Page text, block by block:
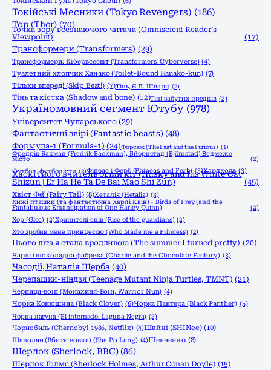
Токійські Месники (Tokyo Revengers) (186)
Тор (Thor) (70)
Точка зору всезнаючого читача (Omniscient Reader’s
Viewpoint)
(17)
Трансформери (Transformers) (29)
Трансформери: Кібервсесвіт (Transformers: Cyberverse) (4)
Туалетний хлопчик Ханако (Toilet-Bound Hanako-kun) (7)
Тільки вперед! (Skip Beat!) (7)Тінь, Є.Л. Шварц (2)
Тінь та кістка (Shadow and bone) (12)Тіні забутих предків (2)
Україномовний сегмент Ютубу (978)
Університет Чупарського (29)
Фантастичні звірі (Fantastic beasts) (48)
Формула-1 (Formula-1) (24)Форсаж (The Fast and the Furious) (1)
Фредрік Бакман (Fredrik Backman), Бйорнстад (Björnstad) Ведмеже
місто
(2)
Футбол, футболісти (2)Фінеас і Ферб (Phineas and Ferb) (3)Хардколь (3)
Хаскі і його вчитель білий кіт (Husky and his White Cat
Shizun | Er Ha He Ta De Bai Mao Shi Zun)
(45)
Хвіст Феї (Fairy Tail) (8)Хеталія (Hetalia) (3)
Хижі пташки (та фантастична Харлі Квін) - Birds of Prey (and the
Fantabulous Emancipation of One Harley Quinn)
(2)
Хор (Glee) (2)Хранителі снів (Rise of the guardians) (2)
Хто зробив мене принцесою (Who Made me a Princess) (2)
Цього літа я стала вродливою (The summer I turned pretty) (20)
Чарлі і шоколадна фабрика (Charlie and the Chocolate Factory) (3)
Часодії, Наталія Щерба (40)
Черепашки-ніндзя (Teenage Mutant Ninja Turtles, TMNT) (21)
Черниця-воiн (Монахиня-Воïн, Warrior Nun) (4)
Чорна Конюшина (Black Clover) (6)Чорна Пантера (Black Panther) (5)
Чорна лагуна (El internado. Laguna Negra) (2)
Чорнобиль (Chernobyl 1986, Netflix) (4)Шайні (SHINee) (10)
Шаполан (Вбити вовка) (Sha Po Lang) (4)Шевченко (8)
Шерлок (Sherlock, ВВС) (86)
Шерлок Голмс (Sherlock Holmes, Arthur Conan Doyle) (15)